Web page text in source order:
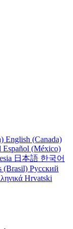
English (Canada)
Español (México)
日本語 한국어
(Brasil) Русский
Hrvatski